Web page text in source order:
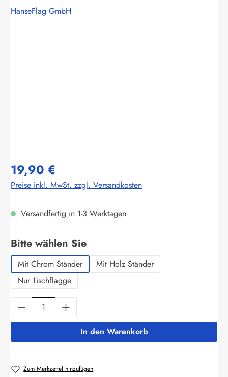
HanseFlag GmbH
19,90 €
Preise inkl. MwSt. zzgl. Versandkosten
Versandfertig in 1-3 Werktagen
Bitte wählen Sieauswählen
Mit Chrom Ständer
Mit Holz Ständer
Nur Tischflagge
Produkt Anzahl: Gib den gewünschten
In den Warenkorb
Zum Merkzettel hinzufügen